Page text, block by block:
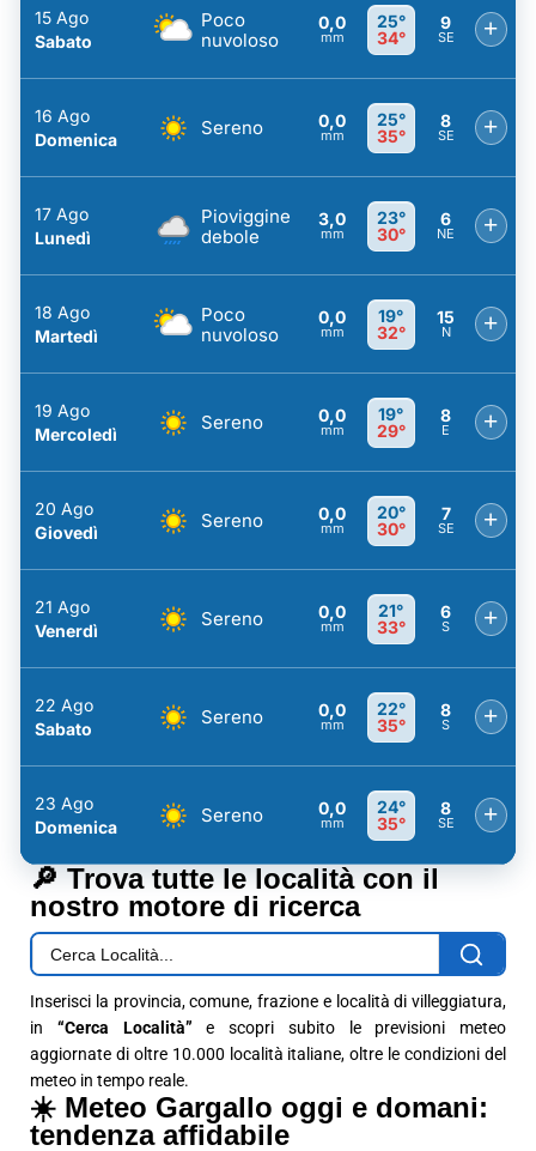
15 Ago
Sabato
Poco
nuvoloso
0,0
mm
25°
34°
9
SE +
16 Ago
Domenica
Sereno 0,0
mm
25°
35°
8
SE +
17 Ago
Lunedì
Pioviggine
debole
3,0
mm
23°
30°
6
NE +
18 Ago
Martedì
Poco
nuvoloso
0,0
mm
19°
32°
15
N +
19 Ago
Mercoledì
Sereno 0,0
mm
19°
29°
8
E +
20 Ago
Giovedì
Sereno 0,0
mm
20°
30°
7
SE +
21 Ago
Venerdì
Sereno 0,0
mm
21°
33°
6
S +
22 Ago
Sabato
Sereno 0,0
mm
22°
35°
8
S +
23 Ago
Domenica
Sereno 0,0
mm
24°
35°
8
SE +
🔎 Trova tutte le località con il
nostro motore di ricerca
Inserisci la provincia, comune, frazione e località di villeggiatura,
in “Cerca Località” e scopri subito le previsioni meteo
aggiornate di oltre 10.000 località italiane, oltre le condizioni del
meteo in tempo reale.
☀️ Meteo Gargallo oggi e domani:
tendenza affidabile